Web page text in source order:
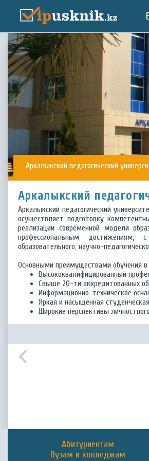
Аркалыкский педагогический
Аркалыкский
Аркалыкский педагогический
осуществляет подготовку
реализации современной модели
профессиональным
образовательного, научно-
Основными преимуществами обучения
Высококвалифицированный
Свыше 20-ти аккредитованных
Информационно-техническое
Яркая и насыщенная
Широкие перспективы
Абитуриентам
Вузам и колледжам